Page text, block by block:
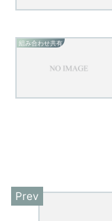
組み合わせ共有